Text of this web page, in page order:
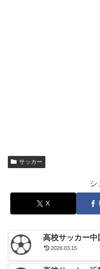
サッカー
シ
X
高校サッカー
2026.03.15